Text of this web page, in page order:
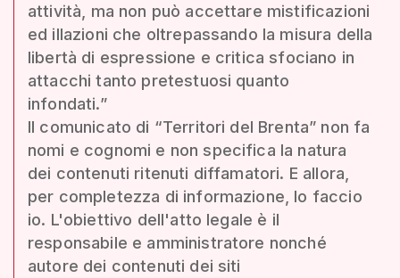
attività, ma non può accettare mistificazioni
ed illazioni che oltrepassando la misura della
libertà di espressione e critica sfociano in
attacchi tanto pretestuosi quanto
infondati.”
Il comunicato di “Territori del Brenta” non fa
nomi e cognomi e non specifica la natura
dei contenuti ritenuti diffamatori. E allora,
per completezza di informazione, lo faccio
io. L'obiettivo dell'atto legale è il
responsabile e amministratore nonché
autore dei contenuti dei siti